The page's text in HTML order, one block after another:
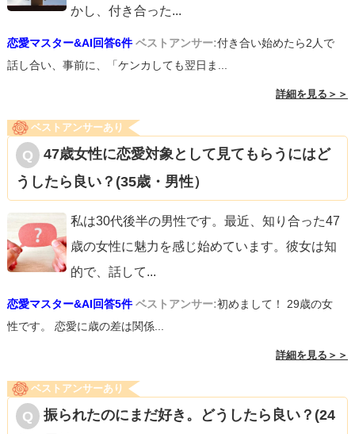
かし、付き合った...
恋愛マスター&AI回答6件 ベストアンサー:付き合い始めたら2人で
話し合い、事前に、「ケンカしても翌日ま...
詳細を見る＞＞
ベストアンサーあり
47歳女性に恋愛対象として見てもらうにはど
うしたら良い？(35歳・男性）
私は30代後半の男性です。最近、知り合った47
歳の女性に魅力を感じ始めています。彼女は知
的で、話して...
恋愛マスター&AI回答5件 ベストアンサー:初めまして！ 29歳の女
性です。 恋愛に歳の差は関係...
詳細を見る＞＞
ベストアンサーあり
振られたのにまだ好き。どうしたら良い？(24